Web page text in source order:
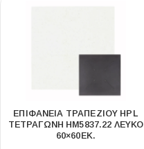
ΕΠΙΦΑΝΕΙΑ ΤΡΑΠΕΖΙΟΥ HPL
ΤΕΤΡΑΓΩΝΗ HM5837.22 ΛΕΥΚΟ
60×60ΕΚ.